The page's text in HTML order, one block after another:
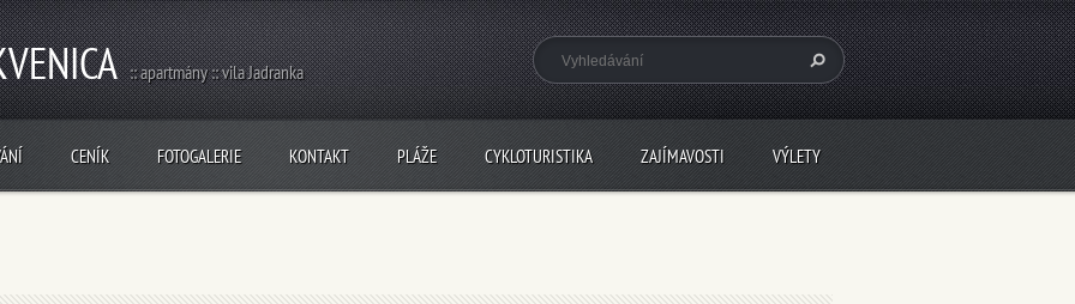
:: apartmány :: vila Jadranka
CENÍK FOTOGALERIE KONTAKT PLÁŽE CYKLOTURISTIKA ZAJÍMAVOSTI VÝLETY